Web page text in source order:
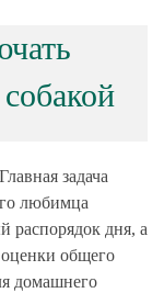
задача
любимца
распорядок дня, а
общего
домашнего